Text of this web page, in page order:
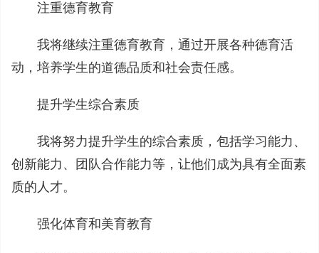
注重德育教育
我将继续注重德育教育，通过开展各种德育活
动，培养学生的道德品质和社会责任感。
提升学生综合素质
我将努力提升学生的综合素质，包括学习能力、
创新能力、团队合作能力等，让他们成为具有全面素
质的人才。
强化体育和美育教育